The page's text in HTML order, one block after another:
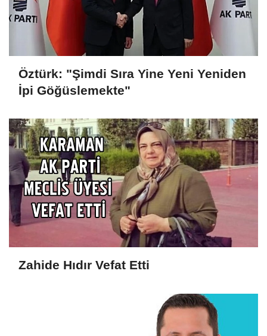
Öztürk: "Şimdi Sıra Yine Yeni Yeniden
İpi Göğüslemekte"
Zahide Hıdır Vefat Etti